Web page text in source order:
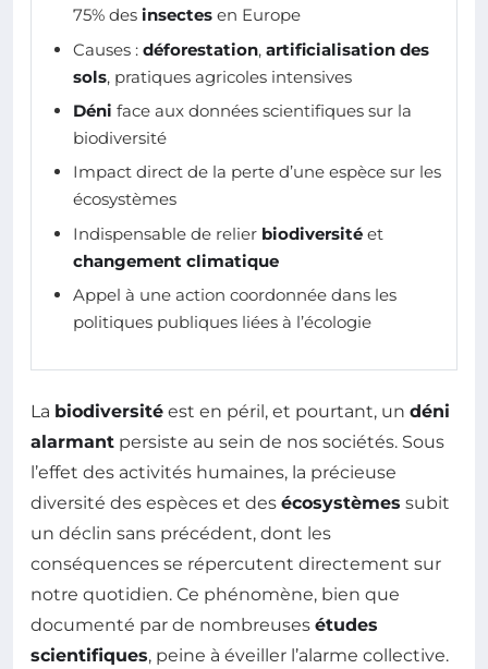
75% des insectes en Europe
Causes : déforestation, artificialisation des
sols, pratiques agricoles intensives
Déni face aux données scientifiques sur la
biodiversité
Impact direct de la perte d’une espèce sur les
écosystèmes
Indispensable de relier biodiversité et
changement climatique
Appel à une action coordonnée dans les
politiques publiques liées à l’écologie
La biodiversité est en péril, et pourtant, un déni
alarmant persiste au sein de nos sociétés. Sous
l’effet des activités humaines, la précieuse
diversité des espèces et des écosystèmes subit
un déclin sans précédent, dont les
conséquences se répercutent directement sur
notre quotidien. Ce phénomène, bien que
documenté par de nombreuses études
scientifiques, peine à éveiller l’alarme collective.